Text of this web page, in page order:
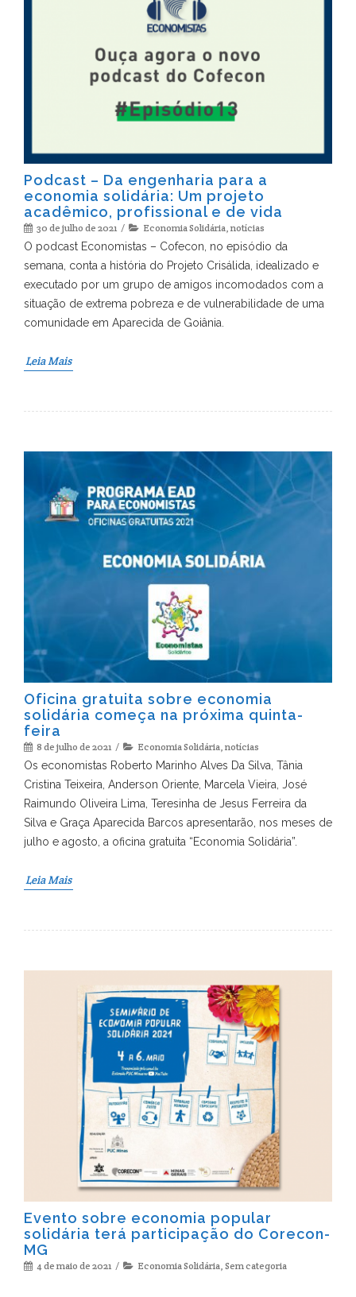
Podcast – Da engenharia para a
economia solidária: Um projeto
acadêmico, profissional e de vida
30 de julho de 2021 Economia Solidária, notícias
O podcast Economistas – Cofecon, no episódio da
semana, conta a história do Projeto Crisálida, idealizado e
executado por um grupo de amigos incomodados com a
situação de extrema pobreza e de vulnerabilidade de uma
comunidade em Aparecida de Goiânia.
Leia Mais
Oficina gratuita sobre economia
solidária começa na próxima quinta-
feira
8 de julho de 2021 Economia Solidária, notícias
Os economistas Roberto Marinho Alves Da Silva, Tânia
Cristina Teixeira, Anderson Oriente, Marcela Vieira, José
Raimundo Oliveira Lima, Teresinha de Jesus Ferreira da
Silva e Graça Aparecida Barcos apresentarão, nos meses de
julho e agosto, a oficina gratuita “Economia Solidária”.
Leia Mais
Evento sobre economia popular
solidária terá participação do Corecon-
MG
4 de maio de 2021 Economia Solidária, Sem categoria